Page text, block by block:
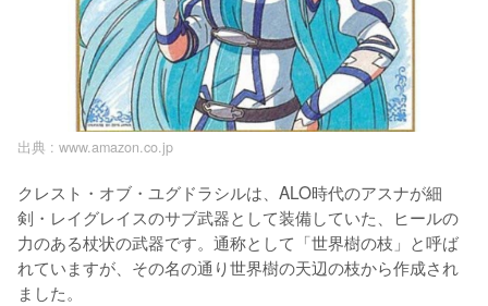
出典 : www.amazon.co.jp
クレスト・オブ・ユグドラシルは、ALO時代のアスナが細
剣・レイグレイスのサブ武器として装備していた、ヒールの
力のある杖状の武器です。通称として「世界樹の枝」と呼ば
れていますが、その名の通り世界樹の天辺の枝から作成され
ました。